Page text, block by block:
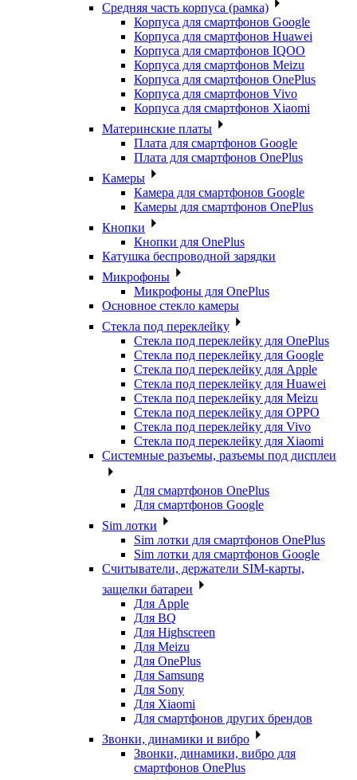
Средняя часть корпуса (рамка)
Корпуса для смартфонов Google
Корпуса для смартфонов Huawei
Корпуса для смартфонов IQOO
Корпуса для смартфонов Meizu
Корпуса для смартфонов OnePlus
Корпуса для смартфонов Vivo
Корпуса для смартфонов Xiaomi
Материнские платы
Плата для смартфонов Google
Плата для смартфонов OnePlus
Камеры
Камера для смартфонов Google
Камеры для смартфонов OnePlus
Кнопки
Кнопки для OnePlus
Катушка беспроводной зарядки
Микрофоны
Микрофоны для OnePlus
Основное стекло камеры
Стекла под переклейку
Стекла под переклейку для OnePlus
Стекла под переклейку для Google
Стекла под переклейку для Apple
Стекла под переклейку для Huawei
Стекла под переклейку для Meizu
Стекла под переклейку для OPPO
Стекла под переклейку для Vivo
Стекла под переклейку для Xiaomi
Системные разъемы, разъемы под дисплеи
Для смартфонов OnePlus
Для смартфонов Google
Sim лотки
Sim лотки для смартфонов OnePlus
Sim лотки для смартфонов Google
Считыватели, держатели SIM-карты,
защелки батареи
Для Apple
Для BQ
Для Highscreen
Для Meizu
Для OnePlus
Для Samsung
Для Sony
Для Xiaomi
Для смартфонов других брендов
Звонки, динамики и вибро
Звонки, динамики, вибро для
смартфонов OnePlus